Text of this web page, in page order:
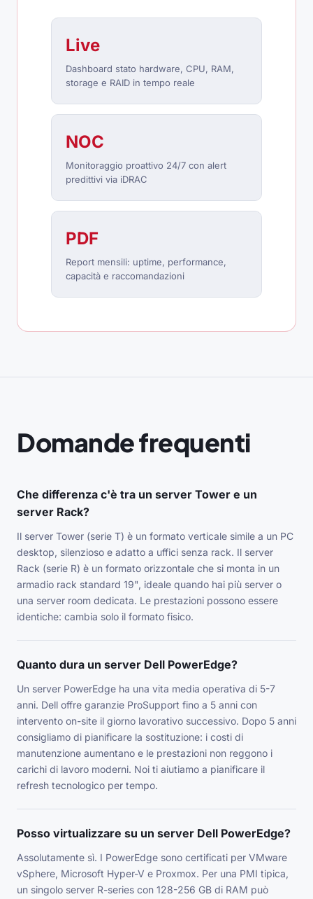
Live
Dashboard stato hardware, CPU, RAM,
storage e RAID in tempo reale
NOC
Monitoraggio proattivo 24/7 con alert
predittivi via iDRAC
PDF
Report mensili: uptime, performance,
capacità e raccomandazioni
Domande frequenti
Che differenza c'è tra un server Tower e un
server Rack?
Il server Tower (serie T) è un formato verticale simile a un PC
desktop, silenzioso e adatto a uffici senza rack. Il server
Rack (serie R) è un formato orizzontale che si monta in un
armadio rack standard 19", ideale quando hai più server o
una server room dedicata. Le prestazioni possono essere
identiche: cambia solo il formato fisico.
Quanto dura un server Dell PowerEdge?
Un server PowerEdge ha una vita media operativa di 5-7
anni. Dell offre garanzie ProSupport fino a 5 anni con
intervento on-site il giorno lavorativo successivo. Dopo 5 anni
consigliamo di pianificare la sostituzione: i costi di
manutenzione aumentano e le prestazioni non reggono i
carichi di lavoro moderni. Noi ti aiutiamo a pianificare il
refresh tecnologico per tempo.
Posso virtualizzare su un server Dell PowerEdge?
Assolutamente sì. I PowerEdge sono certificati per VMware
vSphere, Microsoft Hyper-V e Proxmox. Per una PMI tipica,
un singolo server R-series con 128-256 GB di RAM può